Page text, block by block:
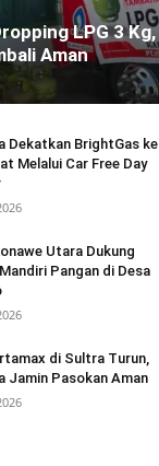
LPG 3 Kg,
Aman
Dekatkan BrightGas ke
Melalui Car Free Day
Utara Dukung
Pangan di Desa
di Sultra Turun,
Jamin Pasokan Aman